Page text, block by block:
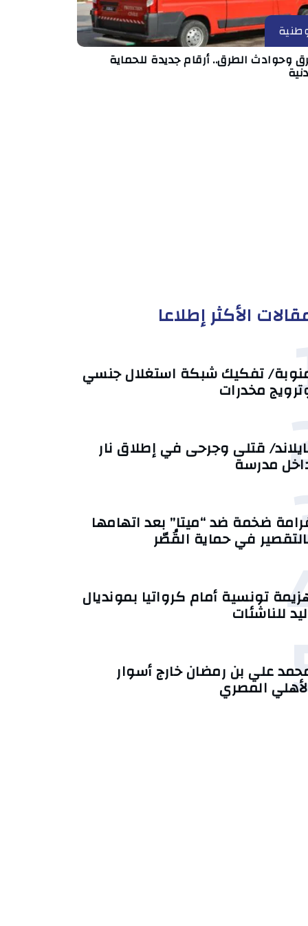
وحوادث الطرق.. أرقام جديدة للحماية
الأكثر إطلاعا
تفكيك شبكة استغلال جنسي
مخدرات
قتلى وجرحى في إطلاق نار
مدرسة
ضخمة ضد “ميتا” بعد اتهامها
في حماية القُصّر
تونسية أمام كرواتيا بمونديال
للناشئات
علي بن رمضان خارج أسوار
المصري